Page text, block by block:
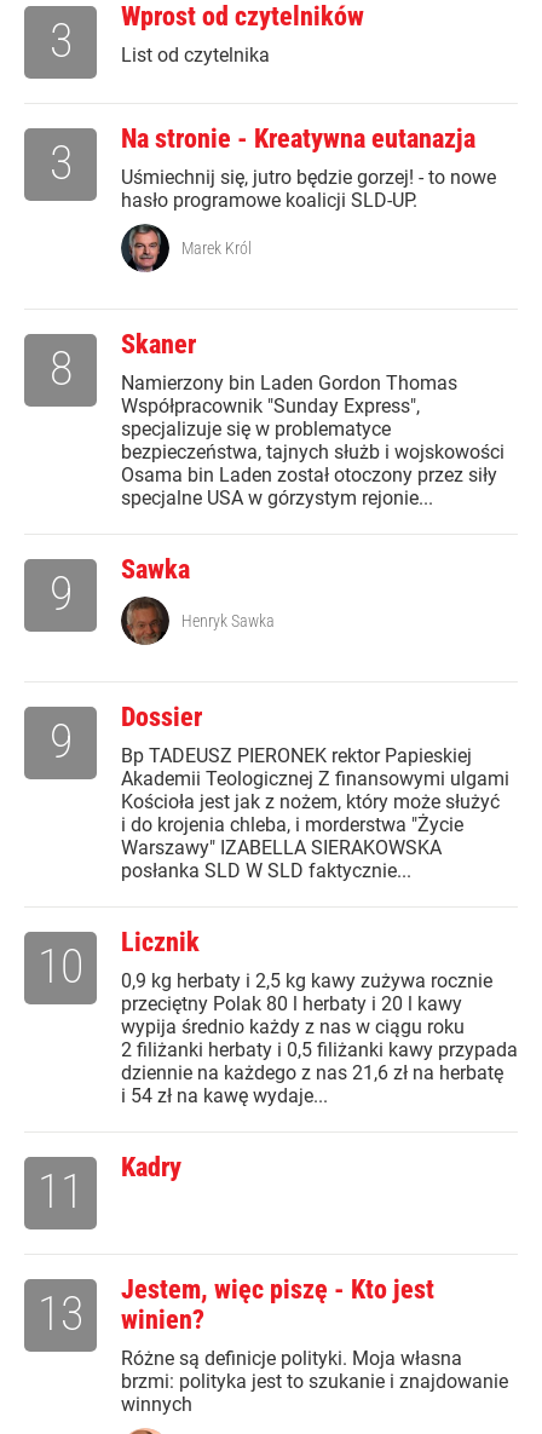
Wprost od czytelników
List od czytelnika
3
Na stronie - Kreatywna eutanazja
Uśmiechnij się, jutro będzie gorzej! - to nowe
hasło programowe koalicji SLD-UP.
3
Marek Król
Skaner
Namierzony bin Laden Gordon Thomas
Współpracownik "Sunday Express",
specjalizuje się w problematyce
bezpieczeństwa, tajnych służb i wojskowości
Osama bin Laden został otoczony przez siły
specjalne USA w górzystym rejonie...
8
Sawka
9 Henryk Sawka
Dossier
Bp TADEUSZ PIERONEK rektor Papieskiej
Akademii Teologicznej Z finansowymi ulgami
Kościoła jest jak z nożem, który może służyć
i do krojenia chleba, i morderstwa "Życie
Warszawy" IZABELLA SIERAKOWSKA
posłanka SLD W SLD faktycznie...
9
Licznik
0,9 kg herbaty i 2,5 kg kawy zużywa rocznie
przeciętny Polak 80 l herbaty i 20 l kawy
wypija średnio każdy z nas w ciągu roku
2 filiżanki herbaty i 0,5 filiżanki kawy przypada
dziennie na każdego z nas 21,6 zł na herbatę
i 54 zł na kawę wydaje...
10
Kadry
11
Jestem, więc piszę - Kto jest
winien?
Różne są definicje polityki. Moja własna
brzmi: polityka jest to szukanie i znajdowanie
winnych
13